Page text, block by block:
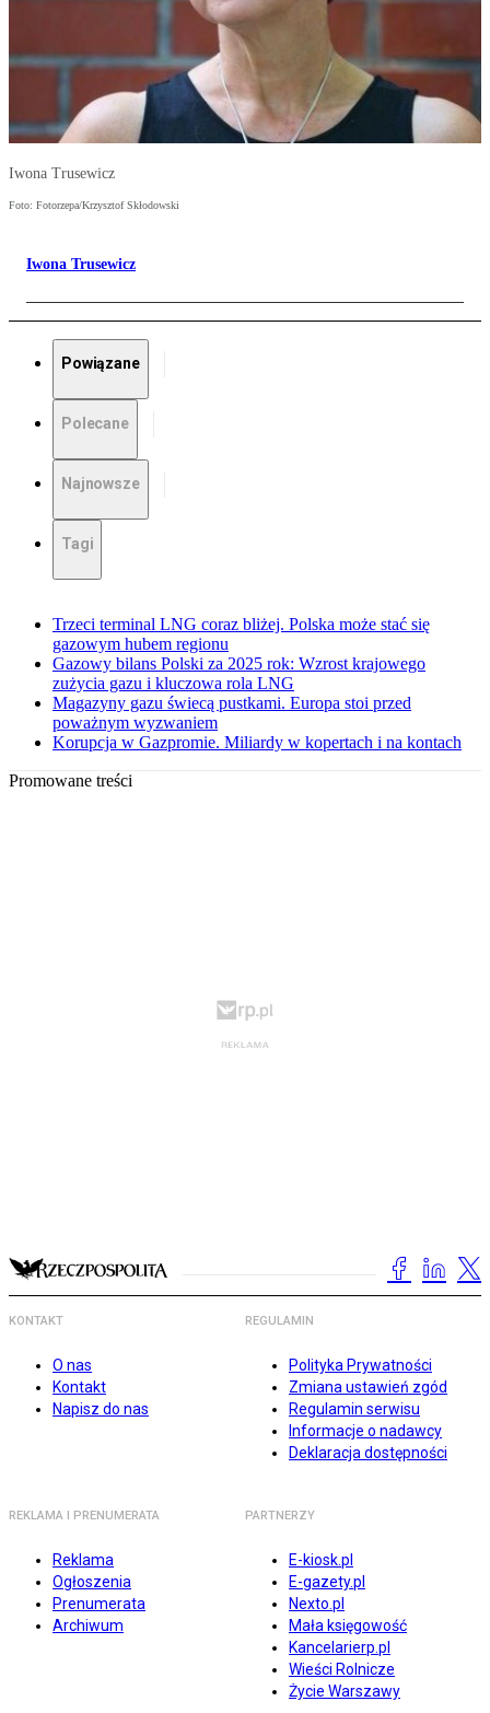
Iwona Trusewicz
Foto: Fotorzepa/Krzysztof Skłodowski
Iwona Trusewicz
Powiązane
Polecane
Najnowsze
Tagi
Trzeci terminal LNG coraz bliżej. Polska może stać się
gazowym hubem regionu
Gazowy bilans Polski za 2025 rok: Wzrost krajowego
zużycia gazu i kluczowa rola LNG
Magazyny gazu świecą pustkami. Europa stoi przed
poważnym wyzwaniem
Korupcja w Gazpromie. Miliardy w kopertach i na kontach
Promowane treści
KONTAKT
O nas
Kontakt
Napisz do nas
REGULAMIN
Polityka Prywatności
Zmiana ustawień zgód
Regulamin serwisu
Informacje o nadawcy
Deklaracja dostępności
REKLAMA I PRENUMERATA
Reklama
Ogłoszenia
Prenumerata
Archiwum
PARTNERZY
E-kiosk.pl
E-gazety.pl
Nexto.pl
Mała księgowość
Kancelarierp.pl
Wieści Rolnicze
Życie Warszawy